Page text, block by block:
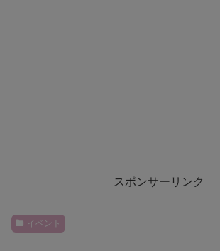
スポンサーリンク
イベント